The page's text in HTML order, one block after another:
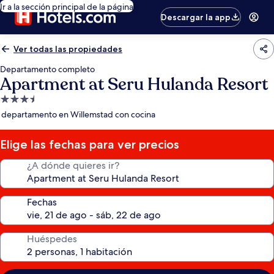
Ir a la sección principal de la página
Descargar la app
Ver todas las propiedades
Departamento completo
Apartment at Seru Hulanda Resort
Propiedad
de
estrellas
departamento en Willemstad con cocina
Elige las fechas para ver precios
¿A dónde quieres ir?
Fechas
Huéspedes